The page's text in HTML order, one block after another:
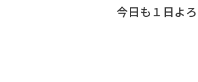
今日も１日よ